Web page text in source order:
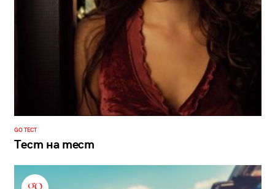
GO ТЕСТ
Тест на тест